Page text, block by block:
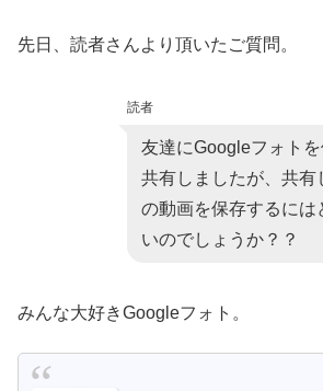
先日、読者さんより頂いたご質問。
読者
友達にGoogleフォト
共有しましたが、共有
の動画を保存するには
いのでしょうか？？
みんな大好きGoogleフォト。